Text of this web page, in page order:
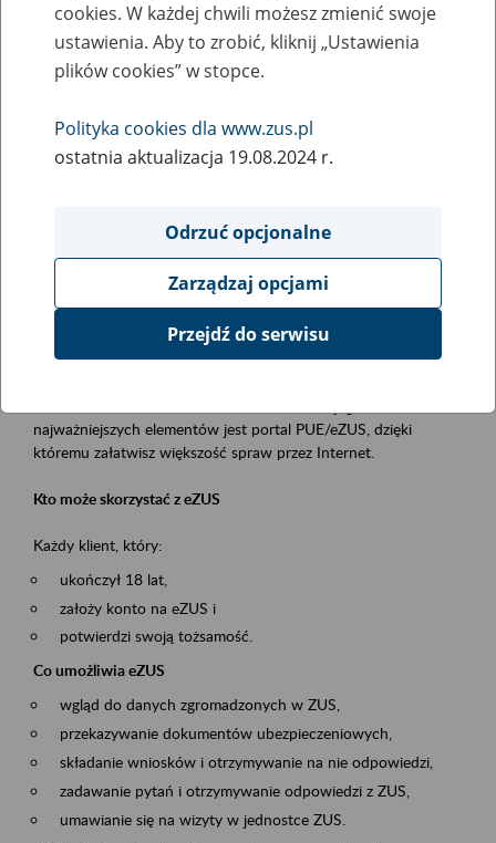
Zaproś ZUS do siebie - zakładanie profili
eZUS w siedzibie Twojej firmy
Rodzaj wydarzenia
Szkolenia
Obszar merytoryczny
obsługa klientów
Opis wydarzenia
Platforma Usług Elektronicznych ZUS eZUS
najważniejszych elementów jest portal PUE/eZUS, dzięki
któremu załatwisz większość spraw przez Internet.
Kto może skorzystać z eZUS
Każdy klient, który:
ukończył 18 lat,
założy konto na eZUS i
potwierdzi swoją tożsamość.
Co umożliwia eZUS
wgląd do danych zgromadzonych w ZUS,
przekazywanie dokumentów ubezpieczeniowych,
składanie wniosków i otrzymywanie na nie odpowiedzi,
zadawanie pytań i otrzymywanie odpowiedzi z ZUS,
umawianie się na wizyty w jednostce ZUS.
cookies. W każdej chwili możesz zmienić swoje
ustawienia. Aby to zrobić, kliknij „Ustawienia
plików cookies” w stopce.
Polityka cookies dla www.zus.pl
ostatnia aktualizacja 19.08.2024 r.
Odrzuć opcjonalne
Zarządzaj opcjami
Przejdź do serwisu